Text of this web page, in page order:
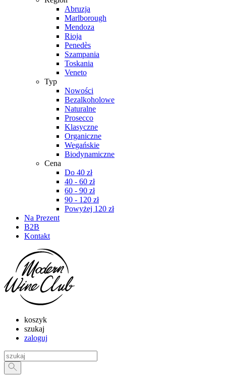
Abruzja
Marlborough
Mendoza
Rioja
Penedès
Szampania
Toskania
Veneto
Typ
Nowości
Bezalkoholowe
Naturalne
Prosecco
Klasyczne
Organiczne
Wegańskie
Biodynamiczne
Cena
Do 40 zł
40 - 60 zł
60 - 90 zł
90 - 120 zł
Powyżej 120 zł
Na Prezent
B2B
Kontakt
koszyk
szukaj
zaloguj